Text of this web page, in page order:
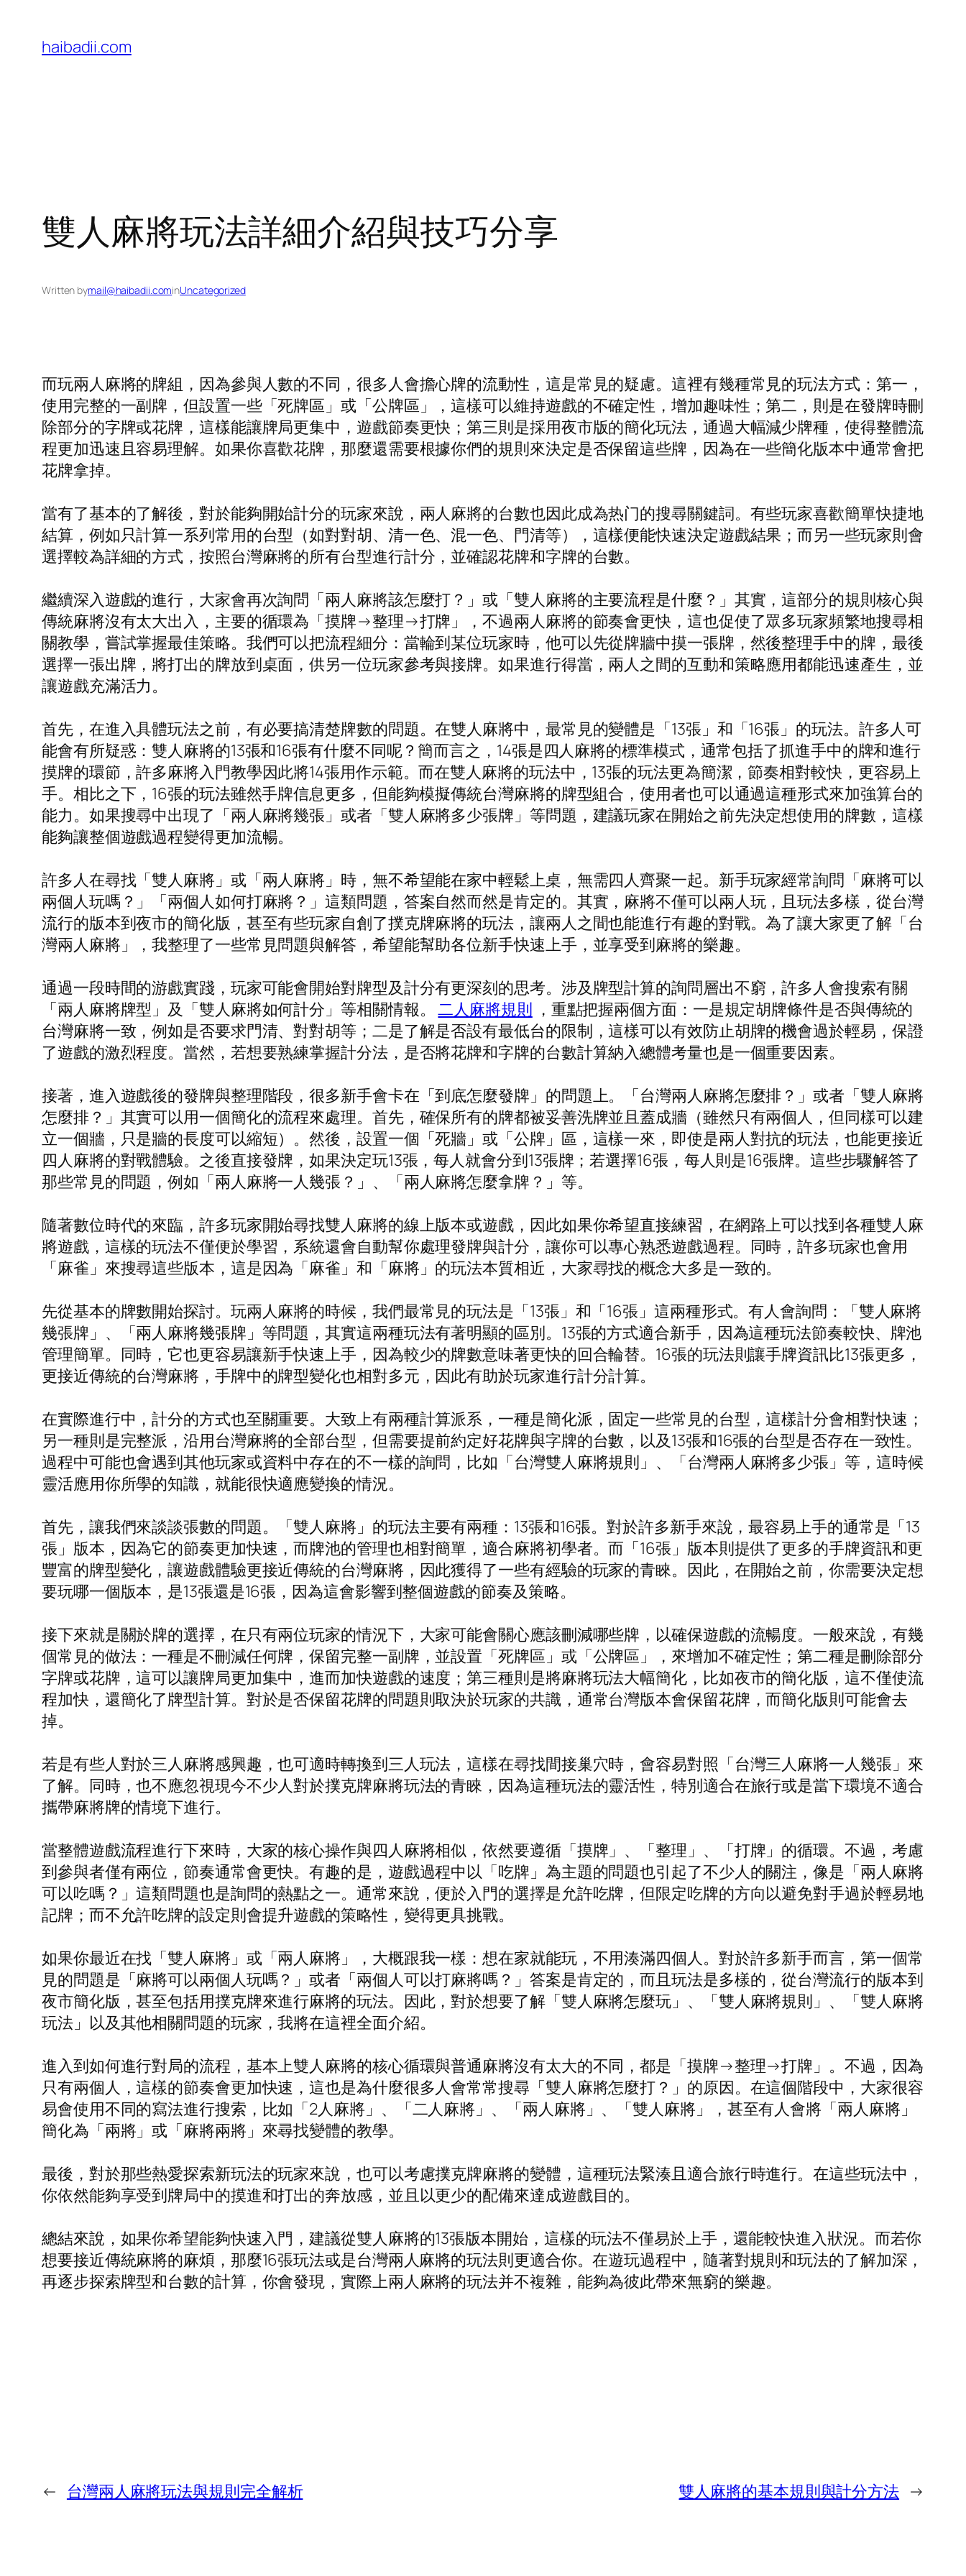
content
haibadii.com
雙人麻將玩法詳細介紹與技巧分享
Written bymail@haibadii.cominUncategorized
而玩兩人麻將的牌組，因為參與人數的不同，很多人會擔心牌的流動性，這是常見的疑慮。這裡有幾種常見的玩法方式：第一，
使用完整的一副牌，但設置一些「死牌區」或「公牌區」，這樣可以維持遊戲的不確定性，增加趣味性；第二，則是在發牌時刪
除部分的字牌或花牌，這樣能讓牌局更集中，遊戲節奏更快；第三則是採用夜市版的簡化玩法，通過大幅減少牌種，使得整體流
程更加迅速且容易理解。如果你喜歡花牌，那麼還需要根據你們的規則來決定是否保留這些牌，因為在一些簡化版本中通常會把
花牌拿掉。
當有了基本的了解後，對於能夠開始計分的玩家來說，兩人麻將的台數也因此成為热门的搜尋關鍵詞。有些玩家喜歡簡單快捷地
結算，例如只計算一系列常用的台型（如對對胡、清一色、混一色、門清等），這樣便能快速決定遊戲結果；而另一些玩家則會
選擇較為詳細的方式，按照台灣麻將的所有台型進行計分，並確認花牌和字牌的台數。
繼續深入遊戲的進行，大家會再次詢問「兩人麻將該怎麼打？」或「雙人麻將的主要流程是什麼？」其實，這部分的規則核心與
傳統麻將沒有太大出入，主要的循環為「摸牌→整理→打牌」，不過兩人麻將的節奏會更快，這也促使了眾多玩家頻繁地搜尋相
關教學，嘗試掌握最佳策略。我們可以把流程細分：當輪到某位玩家時，他可以先從牌牆中摸一張牌，然後整理手中的牌，最後
選擇一張出牌，將打出的牌放到桌面，供另一位玩家參考與接牌。如果進行得當，兩人之間的互動和策略應用都能迅速產生，並
讓遊戲充滿活力。
首先，在進入具體玩法之前，有必要搞清楚牌數的問題。在雙人麻將中，最常見的變體是「13張」和「16張」的玩法。許多人可
能會有所疑惑：雙人麻將的13張和16張有什麼不同呢？簡而言之，14張是四人麻將的標準模式，通常包括了抓進手中的牌和進行
摸牌的環節，許多麻將入門教學因此將14張用作示範。而在雙人麻將的玩法中，13張的玩法更為簡潔，節奏相對較快，更容易上
手。相比之下，16張的玩法雖然手牌信息更多，但能夠模擬傳統台灣麻將的牌型組合，使用者也可以通過這種形式來加強算台的
能力。如果搜尋中出現了「兩人麻將幾張」或者「雙人麻將多少張牌」等問題，建議玩家在開始之前先決定想使用的牌數，這樣
能夠讓整個遊戲過程變得更加流暢。
許多人在尋找「雙人麻將」或「兩人麻將」時，無不希望能在家中輕鬆上桌，無需四人齊聚一起。新手玩家經常詢問「麻將可以
兩個人玩嗎？」「兩個人如何打麻將？」這類問題，答案自然而然是肯定的。其實，麻將不僅可以兩人玩，且玩法多樣，從台灣
流行的版本到夜市的簡化版，甚至有些玩家自創了撲克牌麻將的玩法，讓兩人之間也能進行有趣的對戰。為了讓大家更了解「台
灣兩人麻將」，我整理了一些常見問題與解答，希望能幫助各位新手快速上手，並享受到麻將的樂趣。
通過一段時間的游戲實踐，玩家可能會開始對牌型及計分有更深刻的思考。涉及牌型計算的詢問層出不窮，許多人會搜索有關
「兩人麻將牌型」及「雙人麻將如何計分」等相關情報。二人麻將規則 ，重點把握兩個方面：一是規定胡牌條件是否與傳統的
台灣麻將一致，例如是否要求門清、對對胡等；二是了解是否設有最低台的限制，這樣可以有效防止胡牌的機會過於輕易，保證
了遊戲的激烈程度。當然，若想要熟練掌握計分法，是否將花牌和字牌的台數計算納入總體考量也是一個重要因素。
接著，進入遊戲後的發牌與整理階段，很多新手會卡在「到底怎麼發牌」的問題上。「台灣兩人麻將怎麼排？」或者「雙人麻將
怎麼排？」其實可以用一個簡化的流程來處理。首先，確保所有的牌都被妥善洗牌並且蓋成牆（雖然只有兩個人，但同樣可以建
立一個牆，只是牆的長度可以縮短）。然後，設置一個「死牆」或「公牌」區，這樣一來，即使是兩人對抗的玩法，也能更接近
四人麻將的對戰體驗。之後直接發牌，如果決定玩13張，每人就會分到13張牌；若選擇16張，每人則是16張牌。這些步驟解答了
那些常見的問題，例如「兩人麻將一人幾張？」、「兩人麻將怎麼拿牌？」等。
隨著數位時代的來臨，許多玩家開始尋找雙人麻將的線上版本或遊戲，因此如果你希望直接練習，在網路上可以找到各種雙人麻
將遊戲，這樣的玩法不僅便於學習，系統還會自動幫你處理發牌與計分，讓你可以專心熟悉遊戲過程。同時，許多玩家也會用
「麻雀」來搜尋這些版本，這是因為「麻雀」和「麻將」的玩法本質相近，大家尋找的概念大多是一致的。
先從基本的牌數開始探討。玩兩人麻將的時候，我們最常見的玩法是「13張」和「16張」這兩種形式。有人會詢問：「雙人麻將
幾張牌」、「兩人麻將幾張牌」等問題，其實這兩種玩法有著明顯的區別。13張的方式適合新手，因為這種玩法節奏較快、牌池
管理簡單。同時，它也更容易讓新手快速上手，因為較少的牌數意味著更快的回合輪替。16張的玩法則讓手牌資訊比13張更多，
更接近傳統的台灣麻將，手牌中的牌型變化也相對多元，因此有助於玩家進行計分計算。
在實際進行中，計分的方式也至關重要。大致上有兩種計算派系，一種是簡化派，固定一些常見的台型，這樣計分會相對快速；
另一種則是完整派，沿用台灣麻將的全部台型，但需要提前約定好花牌與字牌的台數，以及13張和16張的台型是否存在一致性。
過程中可能也會遇到其他玩家或資料中存在的不一樣的詢問，比如「台灣雙人麻將規則」、「台灣兩人麻將多少張」等，這時候
靈活應用你所學的知識，就能很快適應變換的情況。
首先，讓我們來談談張數的問題。「雙人麻將」的玩法主要有兩種：13張和16張。對於許多新手來說，最容易上手的通常是「13
張」版本，因為它的節奏更加快速，而牌池的管理也相對簡單，適合麻將初學者。而「16張」版本則提供了更多的手牌資訊和更
豐富的牌型變化，讓遊戲體驗更接近傳統的台灣麻將，因此獲得了一些有經驗的玩家的青睞。因此，在開始之前，你需要決定想
要玩哪一個版本，是13張還是16張，因為這會影響到整個遊戲的節奏及策略。
接下來就是關於牌的選擇，在只有兩位玩家的情況下，大家可能會關心應該刪減哪些牌，以確保遊戲的流暢度。一般來說，有幾
個常見的做法：一種是不刪減任何牌，保留完整一副牌，並設置「死牌區」或「公牌區」，來增加不確定性；第二種是刪除部分
字牌或花牌，這可以讓牌局更加集中，進而加快遊戲的速度；第三種則是將麻將玩法大幅簡化，比如夜市的簡化版，這不僅使流
程加快，還簡化了牌型計算。對於是否保留花牌的問題則取決於玩家的共識，通常台灣版本會保留花牌，而簡化版則可能會去
掉。
若是有些人對於三人麻將感興趣，也可適時轉換到三人玩法，這樣在尋找間接巢穴時，會容易對照「台灣三人麻將一人幾張」來
了解。同時，也不應忽視現今不少人對於撲克牌麻將玩法的青睞，因為這種玩法的靈活性，特別適合在旅行或是當下環境不適合
攜帶麻將牌的情境下進行。
當整體遊戲流程進行下來時，大家的核心操作與四人麻將相似，依然要遵循「摸牌」、「整理」、「打牌」的循環。不過，考慮
到參與者僅有兩位，節奏通常會更快。有趣的是，遊戲過程中以「吃牌」為主題的問題也引起了不少人的關注，像是「兩人麻將
可以吃嗎？」這類問題也是詢問的熱點之一。通常來說，便於入門的選擇是允許吃牌，但限定吃牌的方向以避免對手過於輕易地
記牌；而不允許吃牌的設定則會提升遊戲的策略性，變得更具挑戰。
如果你最近在找「雙人麻將」或「兩人麻將」，大概跟我一樣：想在家就能玩，不用湊滿四個人。對於許多新手而言，第一個常
見的問題是「麻將可以兩個人玩嗎？」或者「兩個人可以打麻將嗎？」答案是肯定的，而且玩法是多樣的，從台灣流行的版本到
夜市簡化版，甚至包括用撲克牌來進行麻將的玩法。因此，對於想要了解「雙人麻將怎麼玩」、「雙人麻將規則」、「雙人麻將
玩法」以及其他相關問題的玩家，我將在這裡全面介紹。
進入到如何進行對局的流程，基本上雙人麻將的核心循環與普通麻將沒有太大的不同，都是「摸牌→整理→打牌」。不過，因為
只有兩個人，這樣的節奏會更加快速，這也是為什麼很多人會常常搜尋「雙人麻將怎麼打？」的原因。在這個階段中，大家很容
易會使用不同的寫法進行搜索，比如「2人麻將」、「二人麻將」、「兩人麻將」、「雙人麻將」，甚至有人會將「兩人麻將」
簡化為「兩將」或「麻將兩將」來尋找變體的教學。
最後，對於那些熱愛探索新玩法的玩家來說，也可以考慮撲克牌麻將的變體，這種玩法緊湊且適合旅行時進行。在這些玩法中，
你依然能夠享受到牌局中的摸進和打出的奔放感，並且以更少的配備來達成遊戲目的。
總結來說，如果你希望能夠快速入門，建議從雙人麻將的13張版本開始，這樣的玩法不僅易於上手，還能較快進入狀況。而若你
想要接近傳統麻將的麻煩，那麼16張玩法或是台灣兩人麻將的玩法則更適合你。在遊玩過程中，隨著對規則和玩法的了解加深，
再逐步探索牌型和台數的計算，你會發現，實際上兩人麻將的玩法并不複雜，能夠為彼此帶來無窮的樂趣。
← 台灣兩人麻將玩法與規則完全解析 雙人麻將的基本規則與計分方法 →